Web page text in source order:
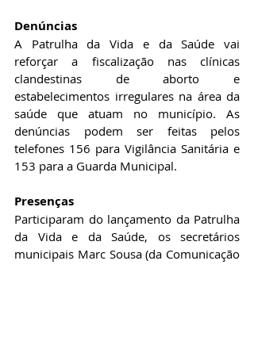
Denúncias
A Patrulha da Vida e da Saúde vai
reforçar a fiscalização nas clínicas
clandestinas de aborto e
estabelecimentos irregulares na área da
saúde que atuam no município. As
denúncias podem ser feitas pelos
telefones 156 para Vigilância Sanitária e
153 para a Guarda Municipal.
Presenças
Participaram do lançamento da Patrulha
da Vida e da Saúde, os secretários
municipais Marc Sousa (da Comunicação